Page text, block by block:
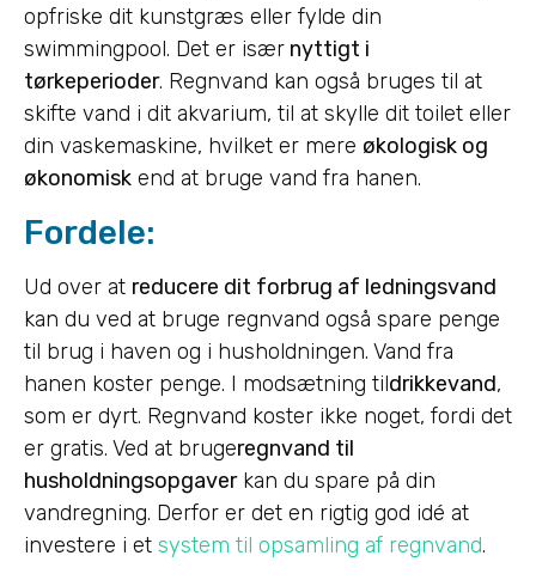
opfriske dit kunstgræs eller fylde din
swimmingpool. Det er især nyttigt i
tørkeperioder. Regnvand kan også bruges til at
skifte vand i dit akvarium, til at skylle dit toilet eller
din vaskemaskine, hvilket er mere økologisk og
økonomisk end at bruge vand fra hanen.
Fordele:
Ud over at reducere dit forbrug af ledningsvand
kan du ved at bruge regnvand også spare penge
til brug i haven og i husholdningen. Vand fra
hanen koster penge. I modsætning tildrikkevand,
som er dyrt. Regnvand koster ikke noget, fordi det
er gratis. Ved at brugeregnvand til
husholdningsopgaverkan du spare på din
vandregning. Derfor er det en rigtig god idé at
investere i et system til opsamling af regnvand.